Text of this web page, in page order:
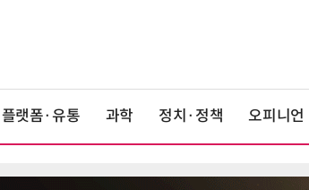
플랫폼·유통 과학 정치·정책 오피니언